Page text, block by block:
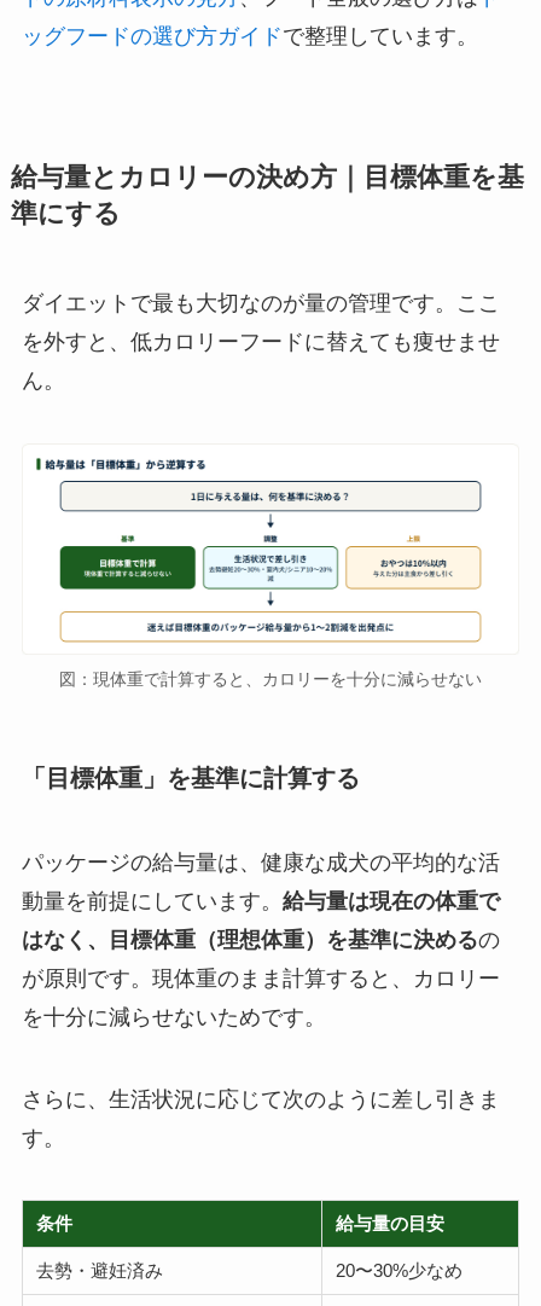
ッグフードの選び方ガイドで整理しています。
給与量とカロリーの決め方｜目標体重を基
準にする
ダイエットで最も大切なのが量の管理です。ここ
を外すと、低カロリーフードに替えても痩せませ
ん。
図：現体重で計算すると、カロリーを十分に減らせない
「目標体重」を基準に計算する
パッケージの給与量は、健康な成犬の平均的な活
動量を前提にしています。 給与量は現在の体重で
はなく、目標体重（理想体重）を基準に決めるの
が原則です。現体重のまま計算すると、カロリー
を十分に減らせないためです。
さらに、生活状況に応じて次のように差し引きま
す。
条件 給与量の目安
去勢・避妊済み 20〜30%少なめ